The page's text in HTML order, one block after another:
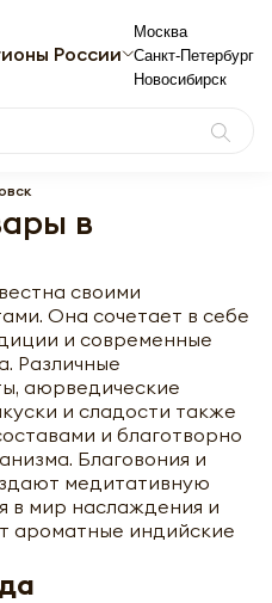
России
Москва
Санкт-Петербург
Новосибирск
в
своими
Она сочетает в себе
и современные
Различные
аюрведические
и сладости также
и благотворно
Благовония и
медитативную
в мир наслаждения и
ароматные индийские